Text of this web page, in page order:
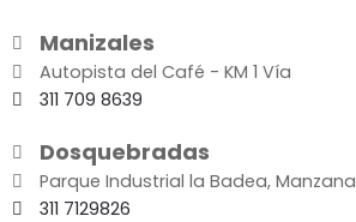
Manizales
Autopista del Café - KM 1 Vía
311 709 8639
Dosquebradas
Parque Industrial la Badea, Manzana
311 7129826